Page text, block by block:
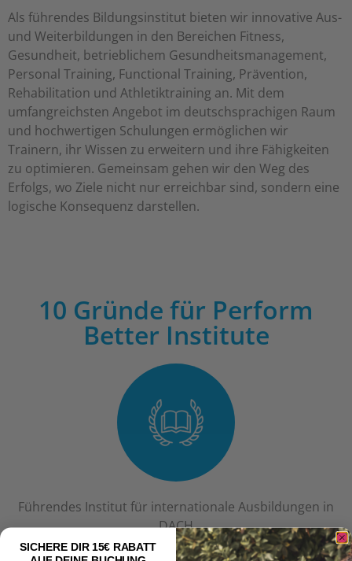
Als führendes Bildungsinstitut bieten wir innovative Aus-
und Weiterbildungen in den Bereichen Fitness,
Gesundheit, betrieblichem Gesundheitsmanagement,
Personal Training, Functional Training, Prävention,
Rehabilitation und Athletiktraining an. Mit dem
umfangreichsten Angebot im deutschsprachigen Raum
und hochwertigen Schulungen ermöglichen wir
Trainern, ihr Wissen zu erweitern und ihre Fähigkeiten
zu optimieren. Gemeinsam gehen wir den Weg des
Erfolgs, wo Ziele nicht nur erreichbar sind, sondern eine
logische Konsequenz darstellen.
10 Gründe für Perform
Better Institute
Führendes Institut für internationale Ausbildungen in
DACH
SICHERE DIR 15€ RABATT